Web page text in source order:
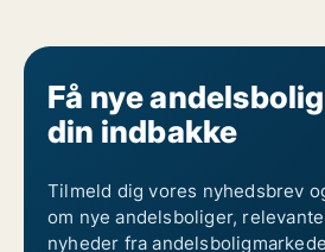
Få nye
din indbakke
Tilmeld dig vores nyhedsbrev
om nye andelsboliger,
nyheder fra